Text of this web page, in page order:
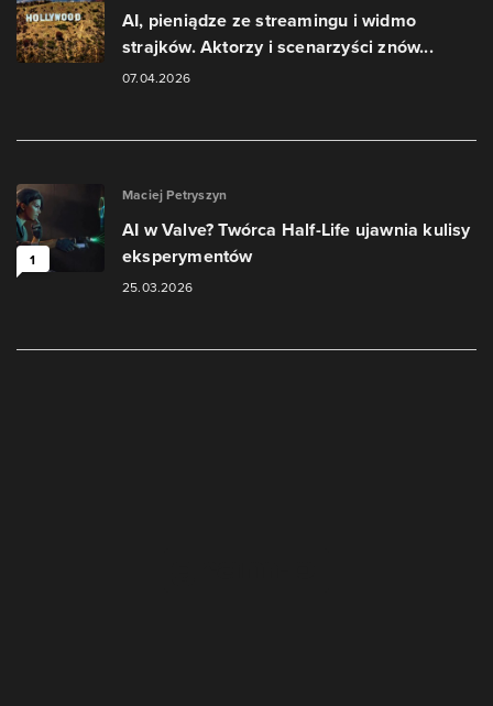
AI, pieniądze ze streamingu i widmo
strajków. Aktorzy i scenarzyści znów...
07.04.2026
1
Maciej Petryszyn
AI w Valve? Twórca Half-Life ujawnia kulisy
eksperymentów
25.03.2026